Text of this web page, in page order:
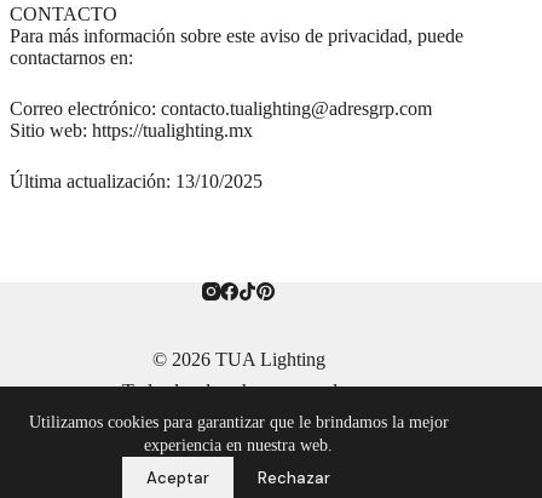
Utilizamos cookies para garantizar que le brindamos la mejor
experiencia en nuestra web.
Aceptar Rechazar
CONTACTO
Para más información sobre este aviso de privacidad, puede
contactarnos en:
Correo electrónico: contacto.tualighting@adresgrp.com
Sitio web: https://tualighting.mx
Última actualización: 13/10/2025
© 2026 TUA Lighting
Todos los derechos reservados
Aviso de Privacidad|Términos y Condiciones